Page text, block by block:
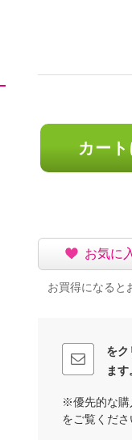
カー
お気に
お買得になると
をク
ます
※優先的な購
をご覧くださ